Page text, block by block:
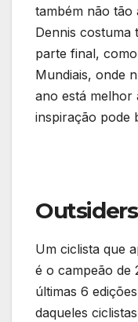
também não tão
Dennis costuma
parte final,
Mundiais, onde
ano está melhor
inspiração pode
Outsiders
Um ciclista que
é o campeão de
últimas 6
daqueles